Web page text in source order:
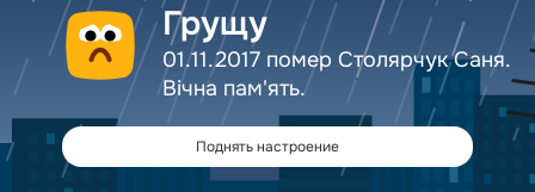
Грущу
01.11.2017 помер Столярчук Саня.
Вічна пам'ять.
Поднять настроение